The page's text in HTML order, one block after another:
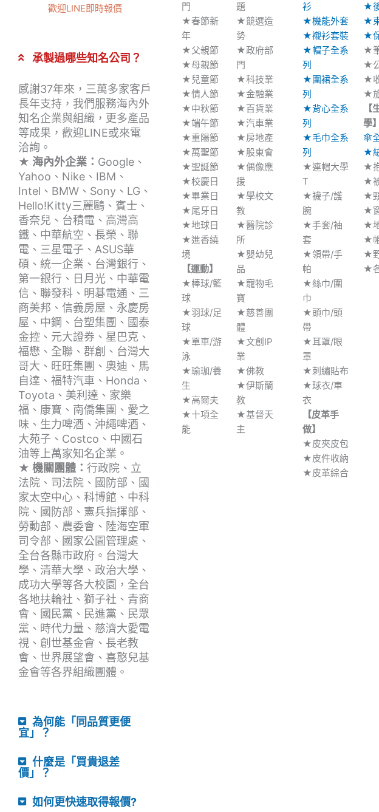
歡迎LINE即時報價
承製過哪些知名公司？
感謝37年來，三萬多家客戶
長年支持，我們服務海內外
知名企業與組織，更多產品
等成果，歡迎LINE或來電
洽詢。
★ 海內外企業： Google、
Yahoo、Nike、IBM、
Intel、BMW、Sony、LG、
Hello!Kitty三麗鷗、賓士、
香奈兒、台積電、高灣高
鐵、中華航空、長榮、聯
電、三星電子、ASUS華
碩、統一企業、台灣銀行、
第一銀行、日月光、中華電
信、聯發科、明碁電通、三
商美邦、信義房屋、永慶房
屋、中鋼、台塑集團、國泰
金控、元大證券、星巴克、
福懋、全聯、群創、台灣大
哥大、旺旺集團、奧迪、馬
自達、福特汽車、Honda、
Toyota、美利達、家樂
福、康寶、南僑集團、愛之
味、生力啤酒、沖繩啤酒、
大苑子、Costco、中國石
油等上萬家知名企業。
★ 機關團體： 行政院、立
法院、司法院、國防部、國
家太空中心、科博館、中科
院、國防部、憲兵指揮部、
勞動部、農委會、陸海空軍
司令部、國家公園管理處、
全台各縣市政府。台灣大
學、清華大學、政治大學、
成功大學等各大校園，全台
各地扶輪社、獅子社、青商
會、國民黨、民進黨、民眾
黨、時代力量、慈濟大愛電
視、創世基金會、長老教
會、世界展望會、喜憨兒基
金會等各界組織團體。
為何能「同品質更便
宜」？
什麼是「買貴退差
價」？
如何更快速取得報價?
門
★春節新
年
★父親節
★母親節
★兒童節
★情人節
★中秋節
★端午節
★重陽節
★萬聖節
★聖誕節
★校慶日
★畢業日
★尾牙日
★地球日
★進香繞
境
【運動】
★棒球/籃
球
★羽球/足
球
★單車/游
泳
★瑜珈/養
生
★高爾夫
★十項全
能
題
★競選造
勢
★政府部
門
★科技業
★金融業
★百貨業
★汽車業
★房地產
★股東會
★偶像應
援
★學校文
教
★醫院診
所
★嬰幼兒
品
★寵物毛
寶
★慈善團
體
★文創IP
業
★佛教
★伊斯蘭
教
★基督天
主
衫
★機能外套
★襯衫套裝
★帽子全系
列
★圍裙全系
列
★背心全系
列
★毛巾全系
列
★連帽大學
T
★襪子/護
腕
★手套/袖
套
★領帶/手
帕
★絲巾/圍
巾
★頭巾/頭
帶
★耳罩/眼
罩
★刺繡貼布
★球衣/車
衣
【皮革手
做】
★皮夾皮包
★皮件收納
★皮革綜合
★
★
★
★
★
★
★
【
學】
傘
★
★
★
★
★
★
★
★
★